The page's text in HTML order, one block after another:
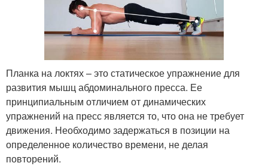
Планка на локтях – это статическое упражнение для
развития мышц абдоминального пресса. Ее
принципиальным отличием от динамических
упражнений на пресс является то, что она не требует
движения. Необходимо задержаться в позиции на
определенное количество времени, не делая
повторений.